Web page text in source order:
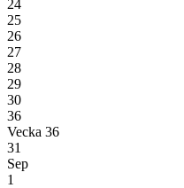
24
25
26
27
28
29
30
36
Vecka 36
31
Sep
1